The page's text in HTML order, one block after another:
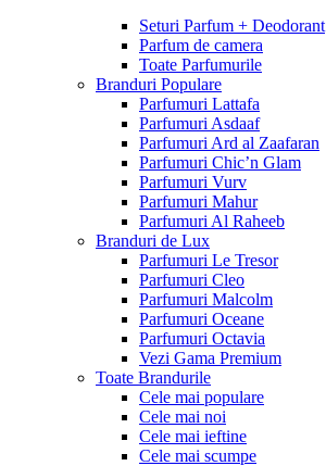
Seturi Parfum + Deodorant
Parfum de camera
Toate Parfumurile
Branduri Populare
Parfumuri Lattafa
Parfumuri Asdaaf
Parfumuri Ard al Zaafaran
Parfumuri Chic’n Glam
Parfumuri Vurv
Parfumuri Mahur
Parfumuri Al Raheeb
Branduri de Lux
Parfumuri Le Tresor
Parfumuri Cleo
Parfumuri Malcolm
Parfumuri Oceane
Parfumuri Octavia
Vezi Gama Premium
Toate Brandurile
Cele mai populare
Cele mai noi
Cele mai ieftine
Cele mai scumpe